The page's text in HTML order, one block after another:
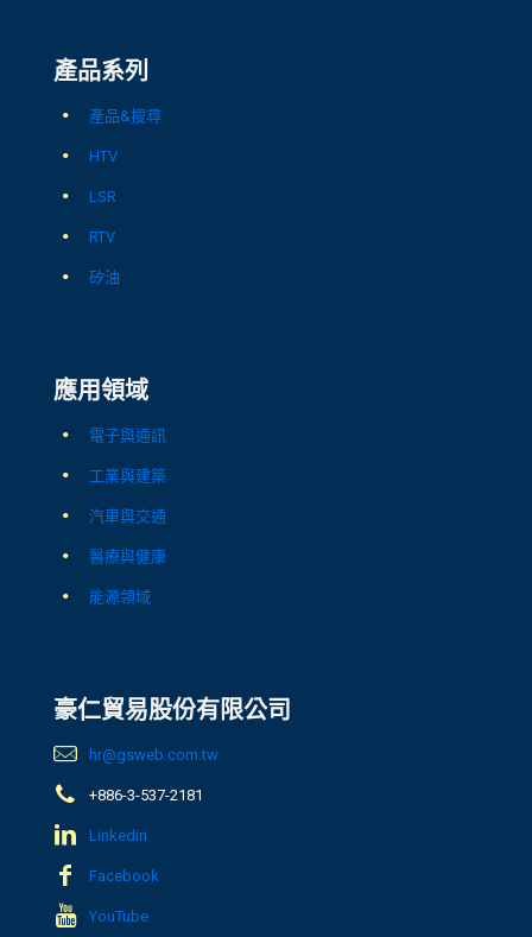
產品系列
產品&搜尋
HTV
LSR
RTV
矽油
應用領域
電子與通訊
工業與建築
汽車與交通
醫療與健康
能源領域
豪仁貿易股份有限公司
hr@gsweb.com.tw
+886-3-537-2181
Linkedin
Facebook
YouTube